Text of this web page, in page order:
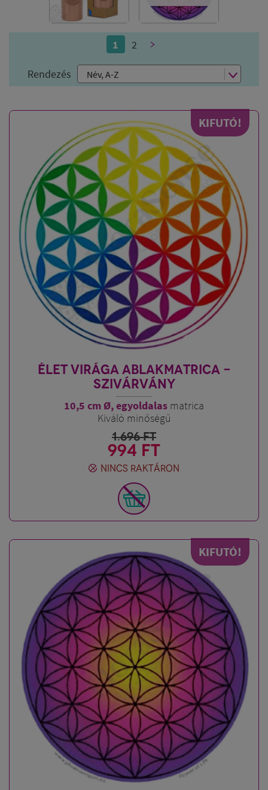
1 2 >
Rendezés
KIFUTÓ!
ÉLET VIRÁGA ABLAKMATRICA -
SZIVÁRVÁNY
10,5 cm Ø, egyoldalas matrica
Kiváló minőségű
1.696FT
994 FT
NINCS RAKTÁRON
KIFUTÓ!